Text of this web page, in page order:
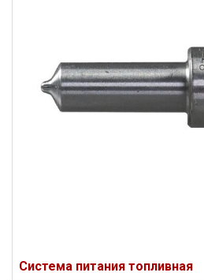
Система питания топливная